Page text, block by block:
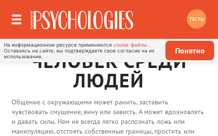
ТЕСТЫ
На информационном ресурсе применяются cookie-файлы
Оставаясь на сайте, вы подтверждаете свое согласие на их
использование.
Понятно
ЧЕЛОВЕК СРЕДИ
ЛЮДЕЙ
Общение с окружающими может ранить, заставить
чувствовать смущение, вину или зависть. А может вдохновлять
и давать силы. Нам не всегда легко распознать ложь или
манипуляцию, отстоять собственные границы, простить или